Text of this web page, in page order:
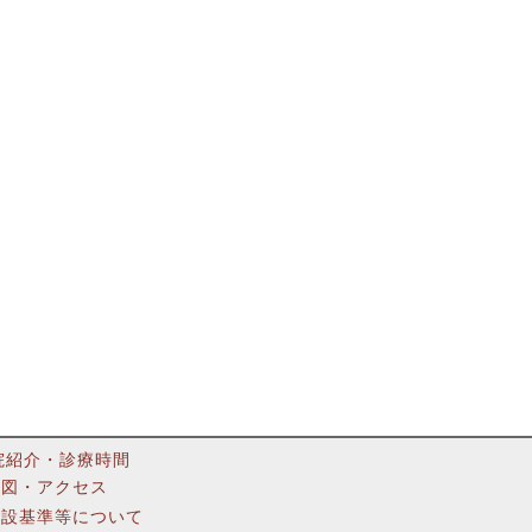
紹介・診療時間
・アクセス
基準等について